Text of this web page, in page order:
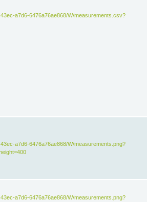
a7d6-6476a76ae868/W/measurements.csv?
a7d6-6476a76ae868/W/measurements.png?
a7d6-6476a76ae868/W/measurements.png?